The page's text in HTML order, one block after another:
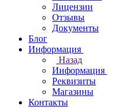
Лицензии
Отзывы
Документы
Блог
Информация
Назад
Информация
Реквизиты
Магазины
Контакты